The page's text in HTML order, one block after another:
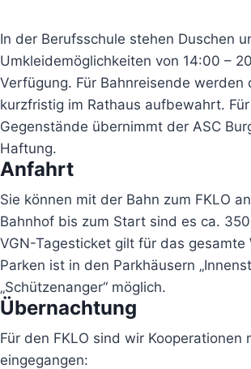
In der Berufsschule stehen Duschen
Umkleidemöglichkeiten von 14:00 –
Verfügung. Für Bahnreisende werden
kurzfristig im Rathaus aufbewahrt.
Gegenstände übernimmt der ASC
Haftung.
Anfahrt
Sie können mit der Bahn zum FKLO
Bahnhof bis zum Start sind es ca.
VGN-Tagesticket gilt für das gesamte
Parken ist in den Parkhäusern
„Schützenanger“ möglich.
Übernachtung
Für den FKLO sind wir Kooperationen
eingegangen: